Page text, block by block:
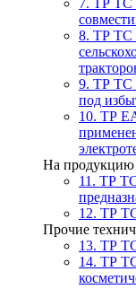
7. TР ТС
8. ТР ТС
9. ТР ТС
под
10. ТР
На продукцию
11. ТР
12. ТР
Прочие
13. ТР
14. ТР